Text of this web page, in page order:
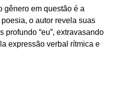
gênero em questão é a
o autor revela suas
profundo “eu”, extravasando
expressão verbal rítmica e